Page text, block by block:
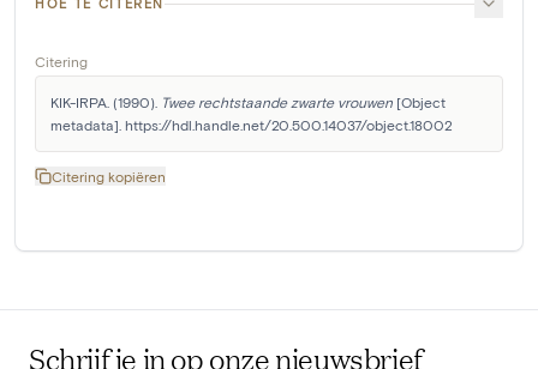
Citering
KIK-IRPA. (1990). Twee rechtstaande zwarte vrouwen [Object
metadata]. https://hdl.handle.net/20.500.14037/object.18002
Citering kopiëren
Schrijf je in op onze nieuwsbrief